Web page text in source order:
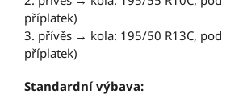
příplatek)
3. přívěs → kola: 195/50 R13C, pod
příplatek)
Standardní výbava: